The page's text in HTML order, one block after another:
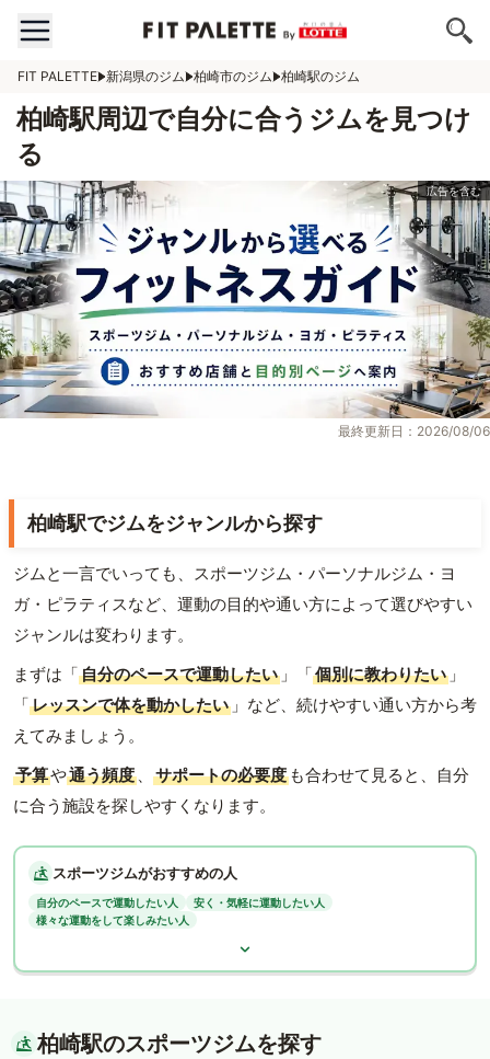
FIT PALETTE 新潟県のジム 柏崎市のジム 柏崎駅のジム
柏崎駅周辺で自分に合うジムを見つけ
る
最終更新日：2026/08/06
柏崎駅でジムをジャンルから探す
ジムと一言でいっても、スポーツジム・パーソナルジム・ヨ
ガ・ピラティスなど、運動の目的や通い方によって選びやすい
ジャンルは変わります。
まずは「自分のペースで運動したい 」「個別に教わりたい 」
「レッスンで体を動かしたい 」など、続けやすい通い方から考
えてみましょう。
予算や通う頻度 、 サポートの必要度 も合わせて見ると、自分
に合う施設を探しやすくなります。
スポーツジムがおすすめの人
自分のペースで運動したい人
安く・気軽に運動したい人
様々な運動をして楽しみたい人
柏崎駅のスポーツジムを探す